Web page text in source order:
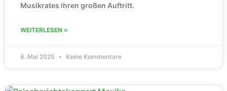
Musikrates ihren großen Auftritt.
WEITERLESEN »
6. Mai 2025 Keine Kommentare